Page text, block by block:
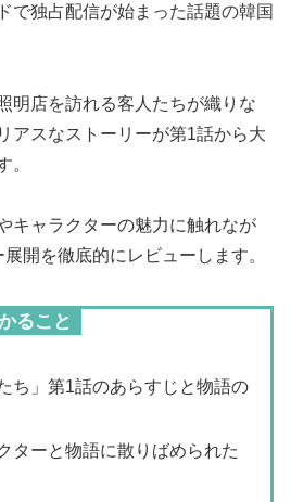
で独占配信が始まった話題の韓国
明店を訪れる客人たちが織りな
アスなストーリーが第1話から大
。
キャラクターの魅力に触れなが
開を徹底的にレビューします。
ること
ち」第1話のあらすじと物語の
ターと物語に散りばめられた